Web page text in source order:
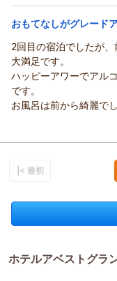
りです。
スタッフ一同またのご
宿泊価格帯： 7,001～
ご投稿者様
この度は当ホテルにご
した。
お嬢様のお引っ越しの
た。
新生活の準備という
たことを大変光栄に存
ませんでした。
貴重なご意見として
させていただきます。
お嬢様のこれからの
ますよう心よりお祈
ませ。
おもてなしがグレード
2回目の宿泊でしたが
大満足です。
ハッピーアワーでアル
です。
お風呂は前から綺麗で
も嬉しかったです。
またぜひ泊まりたいと
宿泊時期： 2026年03月宿
宿泊プラン：
【駐車券付
マイカー応援プラン！ ★
ホテルアベストグランデ
す。
|< 最初
ホテルアベストグラ